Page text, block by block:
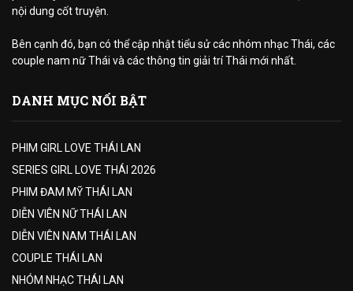
nội dung cốt truyện.
Bên cạnh đó, bạn có thể cập nhật tiểu sử các nhóm nhạc Thái, các
couple nam nữ Thái và các thông tin giải trí Thái mới nhất.
DANH MỤC NỔI BẬT
PHIM GIRL LOVE THÁI LAN
SERIES GIRL LOVE THÁI 2026
PHIM ĐAM MỸ THÁI LAN
DIỄN VIÊN NỮ THÁI LAN
DIỄN VIÊN NAM THÁI LAN
COUPLE THÁI LAN
NHÓM NHẠC THÁI LAN